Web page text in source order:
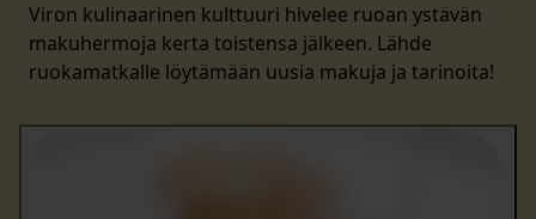
Viron kulinaarinen kulttuuri hivelee ruoan ystävän
makuhermoja kerta toistensa jälkeen. Lähde
ruokamatkalle löytämään uusia makuja ja tarinoita!